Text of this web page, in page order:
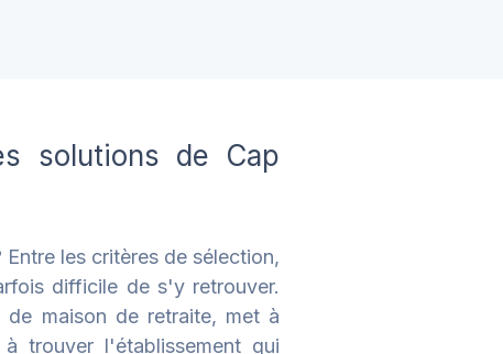
solutions de Cap
les critères de sélection,
difficile de s'y retrouver.
de maison de retraite, met à
trouver l'établissement qui